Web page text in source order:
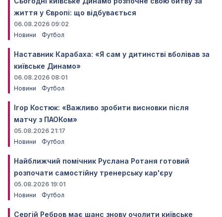
життя у Європі: що відбувається
06.08.2026 09:02
Новини
Футбол
Наставник Карабаха: «Я сам у дитинстві вболівав за
київське Динамо»
06.08.2026 08:01
Новини
Футбол
Ігор Костюк: «Важливо зробити висновки після
матчу з ПАОКом»
05.08.2026 21:17
Новини
Футбол
Найближчий помічник Руслана Ротаня готовий
розпочати самостійну тренерську кар'єру
05.08.2026 19:01
Новини
Футбол
Сергій Ребров має шанс знову очолити київське